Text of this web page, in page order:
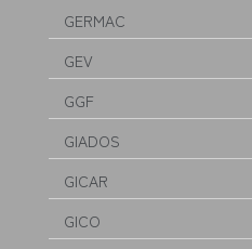
GERMAC
GEV
GGF
GIADOS
GICAR
GICO